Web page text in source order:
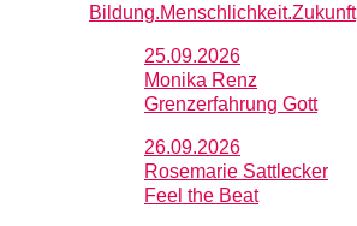
Bildung.Menschlichkeit.Zukunft
25.09.2026
Monika Renz
Grenzerfahrung Gott
26.09.2026
Rosemarie Sattlecker
Feel the Beat